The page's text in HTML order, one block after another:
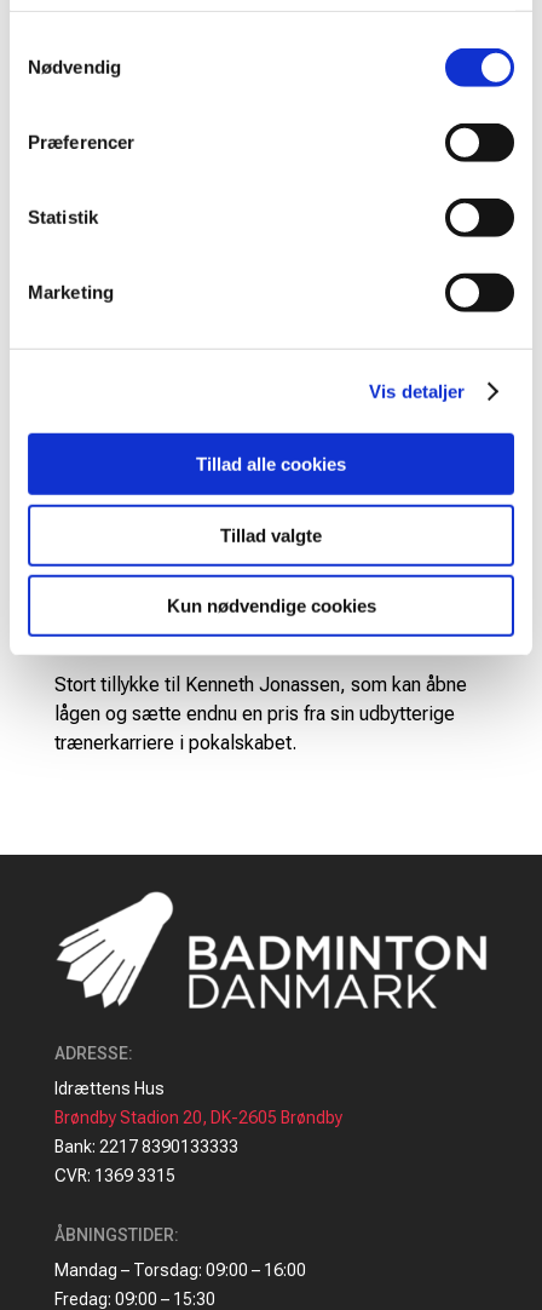
Nødvendig
Præferencer
Statistik
Marketing
Vis detaljer
Tillad alle cookies
Tillad valgte
Kun nødvendige cookies
verdensklasse- og eliteatleter samt Team
Danmark-medarbejdere har alle haft mulighed for at
indstille kandidater til prisen. De tre nominerede og
vinderen er herefter udpeget af en komité
direktør Lone Hansen, Salling Groups
administrerende direktør Per Bank, DIF’s direktør
atletrepræsentant fra aktivkomitéen.
I 2018 vandt Kenneth Jonassen BT og Coachers
Træner uddeles til den træner, der i Danmark har
skabt den mest bemærkelsesværdige præstation
på nationalt og internationalt niveau, og som
desuden udvikler hele mennesker; fysisk, psykisk,
trænere og specialister i sin konstante udvikling.
Inddrager atleterne og holdets stab i
beslutningerne og lærer den enkelte ansvar. Skaber
menneskelig vækst og udvikling.
Stort tillykke til Kenneth Jonassen, som kan åbne
lågen og sætte endnu en pris fra sin udbytterige
trænerkarriere i pokalskabet.
ADRESSE:
Idrættens Hus
Brøndby Stadion 20, DK-2605 Brøndby
Bank: 2217 8390133333
CVR: 1369 3315
ÅBNINGSTIDER:
Mandag – Torsdag: 09:00 – 16:00
Fredag: 09:00 – 15:30